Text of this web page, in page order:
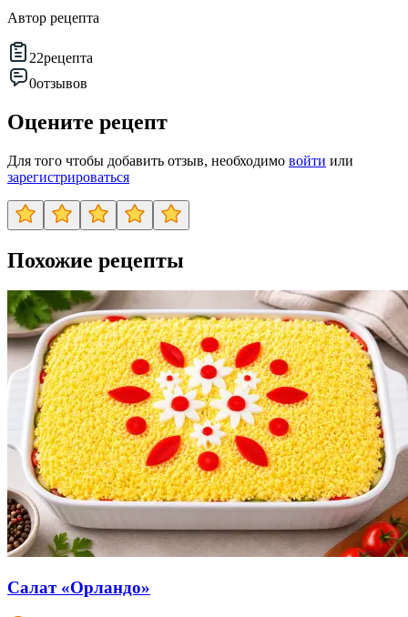
Автор рецепта
22рецепта
0отзывов
Оцените рецепт
Для того чтобы добавить отзыв, необходимо войти или
зарегистрироваться
Похожие рецепты
Салат «Орландо»